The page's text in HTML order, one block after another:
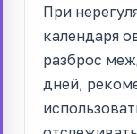
При
календаря
разброс
дней,